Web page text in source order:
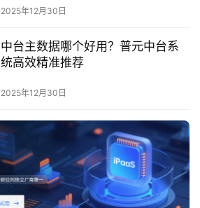
2025年12月30日
中台主数据哪个好用？普元中台系
统高效精准推荐
2025年12月30日